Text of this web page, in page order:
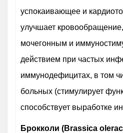
успокаивающее и
улучшает
мочегонным и
действием при частых
иммунодефицитах, в том
больных (стимулирует
способствует выработке
Брокколи (Brassica